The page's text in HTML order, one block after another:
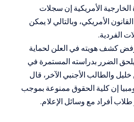
الأمريكية إن سجلات
الأمريكي، وبالتالي لا يمكن
الفردية.
رفض كشف هويته في العلن لحماية
الضرر بدراسته المستمرة في
والطالب الأجنبي الآخر، قال
إن كلية الحقوق ممنوعة بموجب
أفراد مع وسائل الإعلام.